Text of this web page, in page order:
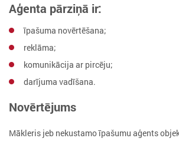
Aģenta pārziņā ir:
īpašuma novērtēšana;
reklāma;
komunikācija ar pircēju;
darījuma vadīšana.
Novērtējums
Mākleris jeb nekustamo īpašumu aģents